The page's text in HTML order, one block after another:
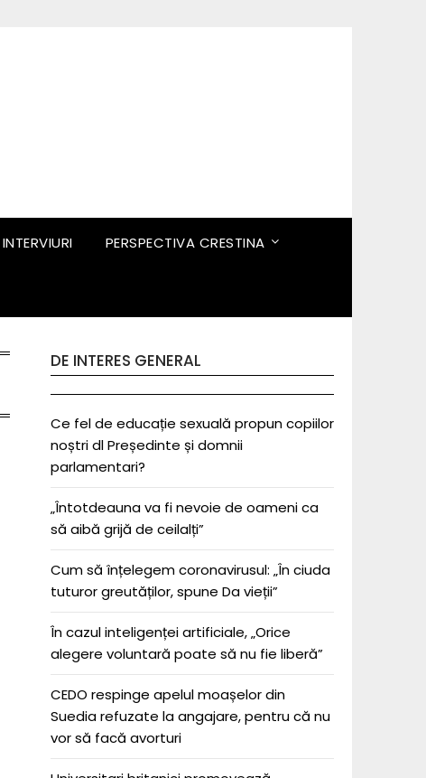
INTERVIURI PERSPECTIVA CRESTINA
DE INTERES GENERAL
Ce fel de educație sexuală propun copiilor
noștri dl Președinte și domnii
parlamentari?
„Întotdeauna va fi nevoie de oameni ca
să aibă grijă de ceilalți”
Cum să înțelegem coronavirusul: „În ciuda
tuturor greutăților, spune Da vieții”
În cazul inteligenței artificiale, „Orice
alegere voluntară poate să nu fie liberă”
CEDO respinge apelul moașelor din
Suedia refuzate la angajare, pentru că nu
vor să facă avorturi